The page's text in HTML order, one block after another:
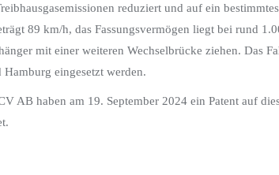
reduziert und auf ein
89 km/h, das Fassungsvermögen liegt bei rund
mit einer weiteren Wechselbrücke ziehen. Das
eingesetzt werden.
AB haben am 19. September 2024 ein Patent auf